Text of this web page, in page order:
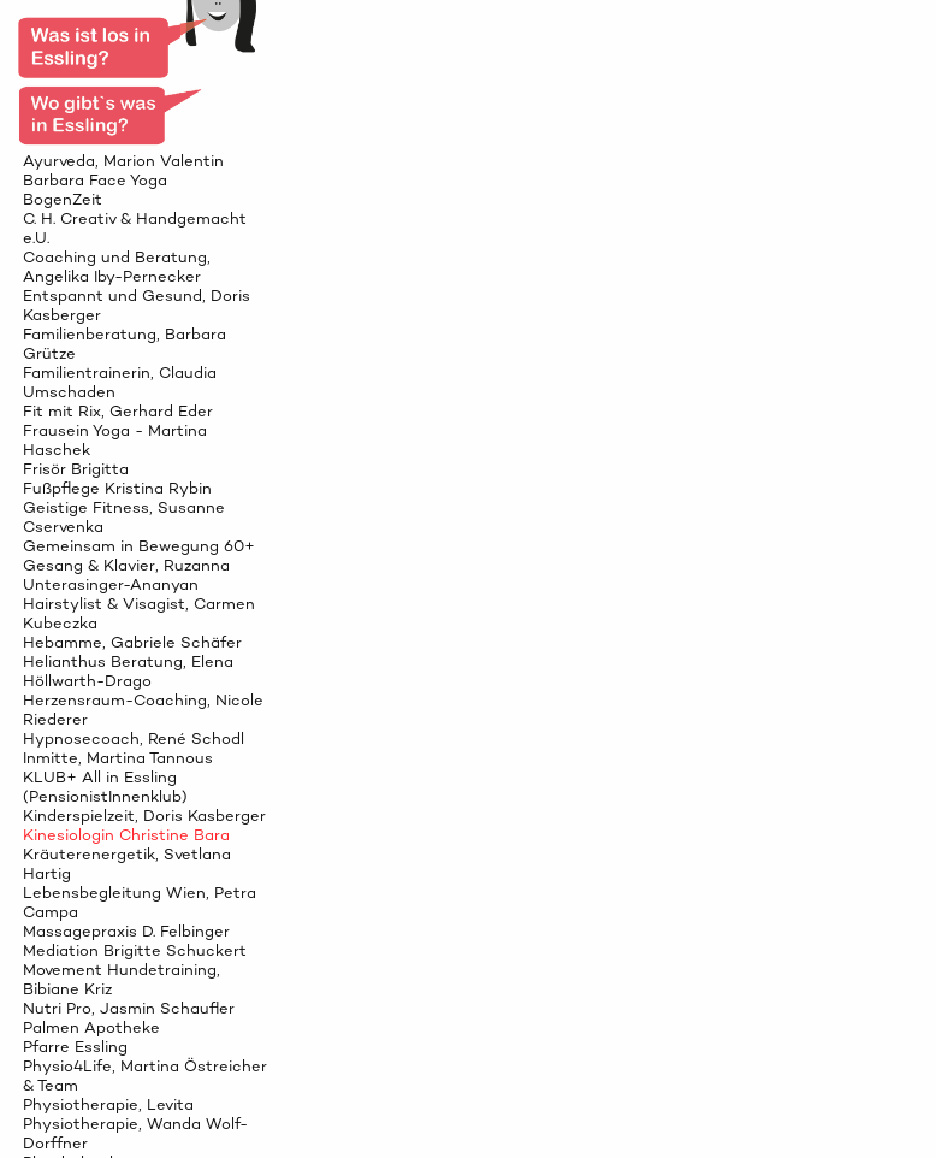
Ayurveda, Marion Valentin
Barbara Face Yoga
BogenZeit
C. H. Creativ & Handgemacht
e.U.
Coaching und Beratung,
Angelika Iby-Pernecker
Entspannt und Gesund, Doris
Kasberger
Familienberatung, Barbara
Grütze
Familientrainerin, Claudia
Umschaden
Fit mit Rix, Gerhard Eder
Frausein Yoga - Martina
Haschek
Frisör Brigitta
Fußpflege Kristina Rybin
Geistige Fitness, Susanne
Cservenka
Gemeinsam in Bewegung 60+
Gesang & Klavier, Ruzanna
Unterasinger-Ananyan
Hairstylist & Visagist, Carmen
Kubeczka
Hebamme, Gabriele Schäfer
Helianthus Beratung, Elena
Höllwarth-Drago
Herzensraum-Coaching, Nicole
Riederer
Hypnosecoach, René Schodl
Inmitte, Martina Tannous
KLUB+ All in Essling
(PensionistInnenklub)
Kinderspielzeit, Doris Kasberger
Kinesiologin Christine Bara
Kräuterenergetik, Svetlana
Hartig
Lebensbegleitung Wien, Petra
Campa
Massagepraxis D. Felbinger
Mediation Brigitte Schuckert
Movement Hundetraining,
Bibiane Kriz
Nutri Pro, Jasmin Schaufler
Palmen Apotheke
Pfarre Essling
Physio4Life, Martina Östreicher
& Team
Physiotherapie, Levita
Physiotherapie, Wanda Wolf-
Dorffner